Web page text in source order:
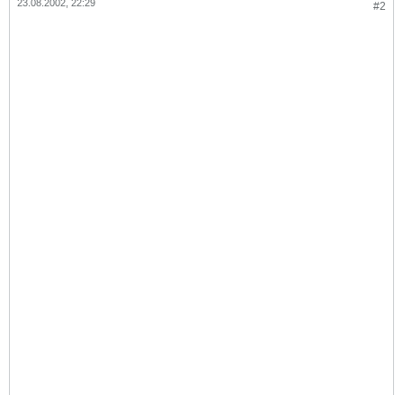
#2
23.08.2002, 22:29